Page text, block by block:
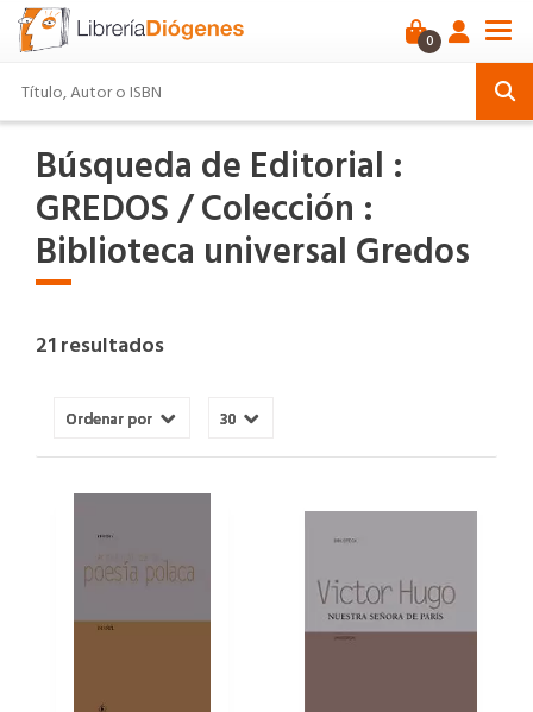
0
Búsqueda de Editorial :
GREDOS / Colección :
Biblioteca universal Gredos
21 resultados